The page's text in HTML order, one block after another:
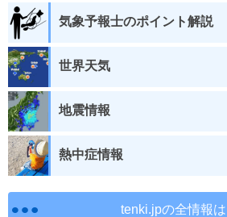
気象予報士のポイント解説
世界天気
地震情報
熱中症情報
tenki.jpの全情報